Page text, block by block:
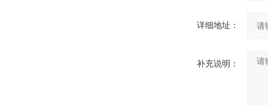
详细地址：
补充说明：